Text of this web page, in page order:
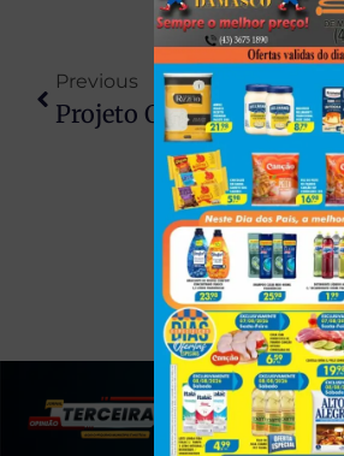
Previous
Projeto Quer Dar Nome De Ex-Prefeito Ciro Brasil A Trevo Estratégico Em Jaguapitã